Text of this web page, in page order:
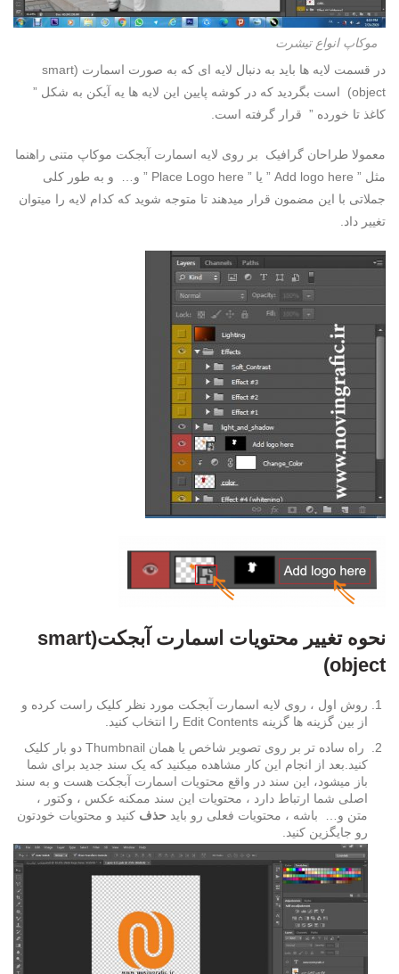
موکاپ انواع تیشرت
در قسمت لایه ها باید به دنبال لایه ای که به صورت اسمارت (smart
object) است بگردید که در کوشه پایین این لایه ها یه آیکن به شکل ”
کاغذ تا خورده ” قرار گرفته است.
معمولا طراحان گرافیک بر روی لایه اسمارت آبجکت موکاپ متنی راهنما
مثل ” Add logo here ” یا ” Place Logo here ” و… و به طور کلی
جملاتی با این مضمون قرار میدهند تا متوجه شوید که کدام لایه را میتوان
تغییر داد.
نحوه تغییر محتویات اسمارت آبجکت(smart
object)
روش اول ، روی لایه اسمارت آبجکت مورد نظر کلیک راست کرده و
از بین گزینه ها گزینه Edit Contents را انتخاب کنید.
راه ساده تر بر روی تصویر شاخص یا همان Thumbnail دو بار کلیک
کنید.بعد از انجام این کار مشاهده میکنید که یک سند جدید برای شما
باز میشود، این سند در واقع محتویات اسمارت آبجکت هست و به سند
اصلی شما ارتباط دارد ، محتویات این سند ممکنه عکس ، وکتور ،
متن و… باشه ، محتویات فعلی رو باید حذف کنید و محتویات خودتون
رو جایگزین کنید.